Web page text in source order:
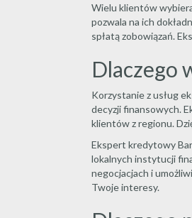
Wielu klientów
pozwala na ich
spłatą zobowiązań.
Dlaczego
Korzystanie z usług
decyzji finansowych.
klientów z regionu.
Ekspert kredytowy
lokalnych instytucji
negocjacjach i
Twoje interesy.